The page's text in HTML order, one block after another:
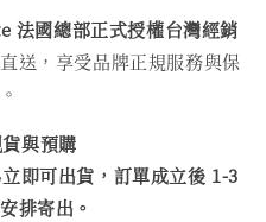
法國總部正式授權台灣經銷
送，享受品牌正規服務與保
與預購
即可出貨，訂單成立後 1-3
排寄出。